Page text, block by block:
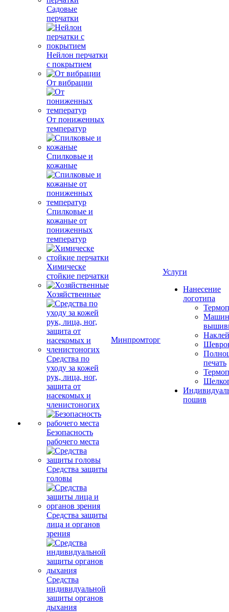
Садовые
перчатки
Нейлон перчатки
с покрытием
От вибрации
От пониженных
температур
Спилковые и
кожаные
Спилковые и
кожаные от
пониженных
температур
Химическе
стойкие перчатки
Хозяйственные
Средства по
уходу за кожей
рук, лица, ног,
защита от
насекомых и
членистоногих
Безопасность
рабочего места
Средства защиты
головы
Средства защиты
лица и органов
зрения
Средства
индивидуальной
защиты органов
дыхания
Минпромторг
Услуги
Нанесение
логотипа
печать
пошив